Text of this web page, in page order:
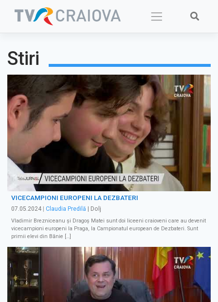
Stiri
VICECAMPIONI EUROPENI LA DEZBATERI
07.05.2024 Claudia Predilă | Dolj
Vladimir Brezniceanu şi Dragoş Matei sunt doi liceeni craioveni care au devenit
vicecampioni europeni la Praga, la Campionatul european de Dezbateri. Sunt
primii elevi din Bănie […]